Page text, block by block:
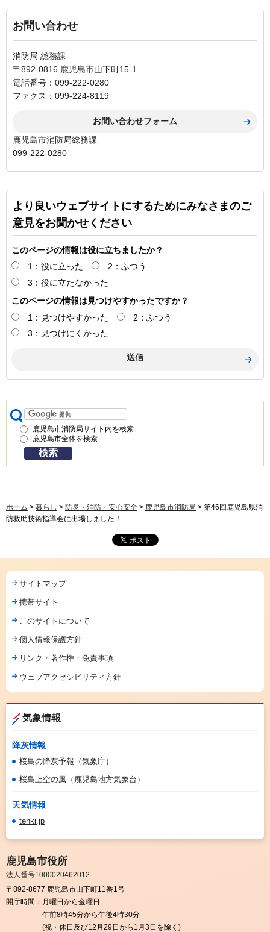
お問い合わせ
消防局 総務課
〒892-0816 鹿児島市山下町15-1
電話番号：099-222-0280
ファクス：099-224-8119
鹿児島市消防局総務課
099-222-0280
より良いウェブサイトにするためにみなさまのご
意見をお聞かせください
このページの情報は役に立ちましたか？
1：役に立った
2：ふつう
3：役に立たなかった
このページの情報は見つけやすかったですか？
1：見つけやすかった
2：ふつう
3：見つけにくかった
鹿児島市消防局サイト内を検索
鹿児島市全体を検索
ホーム > 暮らし > 防災・消防・安心安全 > 鹿児島市消防局 > 第46回鹿児島県消
防救助技術指導会に出場しました！
サイトマップ
携帯サイト
このサイトについて
個人情報保護方針
リンク・著作権・免責事項
ウェブアクセシビリティ方針
気象情報
降灰情報
桜島の降灰予報（気象庁）
桜島上空の風（鹿児島地方気象台）
天気情報
tenki.jp
鹿児島市役所
法人番号1000020462012
〒892-8677 鹿児島市山下町11番1号
開庁時間： 月曜日から金曜日
午前8時45分から午後4時30分
(祝・休日及び12月29日から1月3日を除く)